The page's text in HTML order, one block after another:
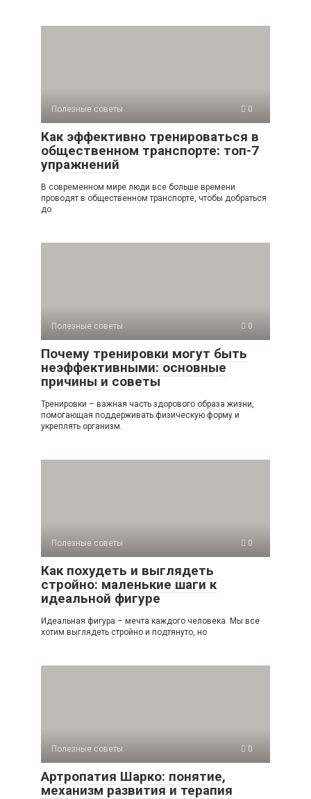
Полезные советы 0
Как эффективно тренироваться в
общественном транспорте: топ-7
упражнений
В современном мире люди все больше времени
проводят в общественном транспорте, чтобы добраться
до
Полезные советы 0
Почему тренировки могут быть
неэффективными: основные
причины и советы
Тренировки – важная часть здорового образа жизни,
помогающая поддерживать физическую форму и
укреплять организм.
Полезные советы 0
Как похудеть и выглядеть
стройно: маленькие шаги к
идеальной фигуре
Идеальная фигура – мечта каждого человека. Мы все
хотим выглядеть стройно и подтянуто, но
Полезные советы 0
Артропатия Шарко: понятие,
механизм развития и терапия